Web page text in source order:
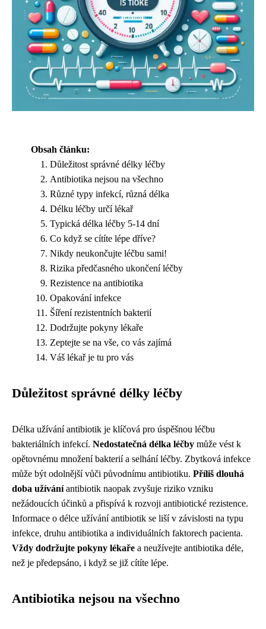
Obsah článku:
Důležitost správné délky léčby
Antibiotika nejsou na všechno
Různé typy infekcí, různá délka
Délku léčby určí lékař
Typická délka léčby 5-14 dní
Co když se cítíte lépe dříve?
Nikdy neukončujte léčbu sami!
Rizika předčasného ukončení léčby
Rezistence na antibiotika
Opakování infekce
Šíření rezistentních bakterií
Dodržujte pokyny lékaře
Zeptejte se na vše, co vás zajímá
Váš lékař je tu pro vás
Důležitost správné délky léčby
Délka užívání antibiotik je klíčová pro úspěšnou léčbu
bakteriálních infekcí. Nedostatečná délka léčby může vést k
opětovnému množení bakterií a selhání léčby. Zbytková infekce
může být odolnější vůči původnímu antibiotiku. Příliš dlouhá
doba užíváníantibiotik naopak zvyšuje riziko vzniku
nežádoucích účinků a přispívá k rozvoji antibiotické rezistence.
Informace o délce užívání antibiotik se liší v závislosti na typu
infekce, druhu antibiotika a individuálních faktorech pacienta.
Vždy dodržujte pokyny lékaře a neužívejte antibiotika déle,
než je předepsáno, i když se již cítíte lépe.
Antibiotika nejsou na všechno